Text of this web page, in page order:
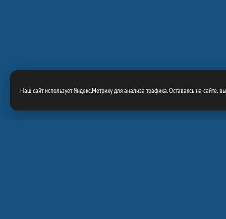
Наш сайт использует Яндекс.Метрику для анализа трафика. Оставаясь на сайте,